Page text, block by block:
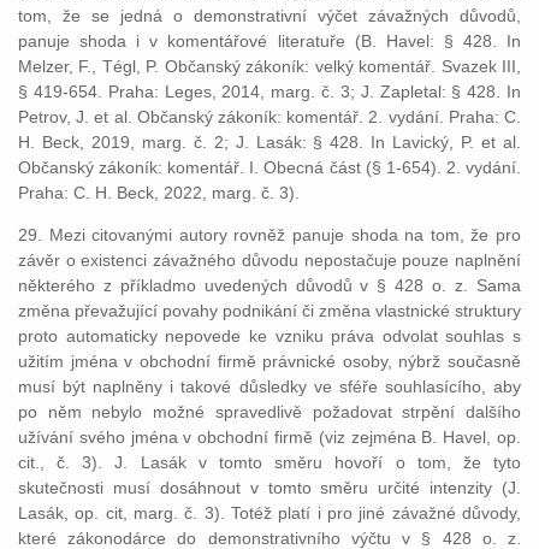
tom, že se jedná o demonstrativní výčet závažných důvodů,
panuje shoda i v komentářové literatuře (B. Havel: § 428. In
Melzer, F., Tégl, P. Občanský zákoník: velký komentář. Svazek III,
§ 419-654. Praha: Leges, 2014, marg. č. 3; J. Zapletal: § 428. In
Petrov, J. et al. Občanský zákoník: komentář. 2. vydání. Praha: C.
H. Beck, 2019, marg. č. 2; J. Lasák: § 428. In Lavický, P. et al.
Občanský zákoník: komentář. I. Obecná část (§ 1-654). 2. vydání.
Praha: C. H. Beck, 2022, marg. č. 3).
29. Mezi citovanými autory rovněž panuje shoda na tom, že pro
závěr o existenci závažného důvodu nepostačuje pouze naplnění
některého z příkladmo uvedených důvodů v § 428 o. z. Sama
změna převažující povahy podnikání či změna vlastnické struktury
proto automaticky nepovede ke vzniku práva odvolat souhlas s
užitím jména v obchodní firmě právnické osoby, nýbrž současně
musí být naplněny i takové důsledky ve sféře souhlasícího, aby
po něm nebylo možné spravedlivě požadovat strpění dalšího
užívání svého jména v obchodní firmě (viz zejména B. Havel, op.
cit., č. 3). J. Lasák v tomto směru hovoří o tom, že tyto
skutečnosti musí dosáhnout v tomto směru určité intenzity (J.
Lasák, op. cit, marg. č. 3). Totéž platí i pro jiné závažné důvody,
které zákonodárce do demonstrativního výčtu v § 428 o. z.